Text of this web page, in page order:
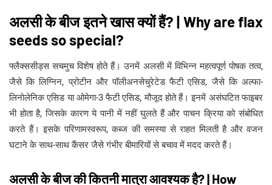
अलसी के बीज इतने खास क्यों हैं? | Why are flax
seeds so special?
फ्लैक्ससीड्स सचमुच विशेष होते हैं। उनमें अलसी में विभिन्न महत्वपूर्ण पोषक तत्व,
जैसे कि लिग्निन, प्रोटीन और पॉलीअनसेचुरेटेड फैटी एसिड, जैसे कि अल्फा-
लिनोलेनिक एसिड या ओमेगा-3 फैटी एसिड, मौजूद होते हैं। इनमें असंघटित फाइबर
भी होता है, जिसके कारण ये पानी में नहीं घुलते हैं और पाचन क्रिया को संबोधित
करते हैं। इसके परिणामस्वरूप, कब्ज की समस्या से राहत मिलती है और वजन
घटाने के साथ-साथ कैंसर जैसे गंभीर बीमारियों से बचाव में मदद करते हैं।
अलसी के बीज की कितनी मात्रा आवश्यक है? | How